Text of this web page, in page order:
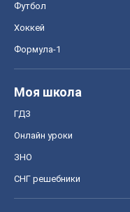
Футбол
Хоккей
Формула-1
Моя школа
ГДЗ
Онлайн уроки
ЗНО
СНГ решебники